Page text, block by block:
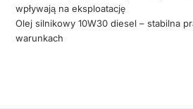
wpływają na eksploatację
Olej silnikowy 10W30 diesel – stabilna
warunkach